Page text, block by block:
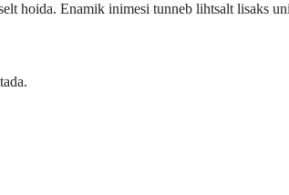
hoida. Enamik inimesi tunneb lihtsalt lisaks